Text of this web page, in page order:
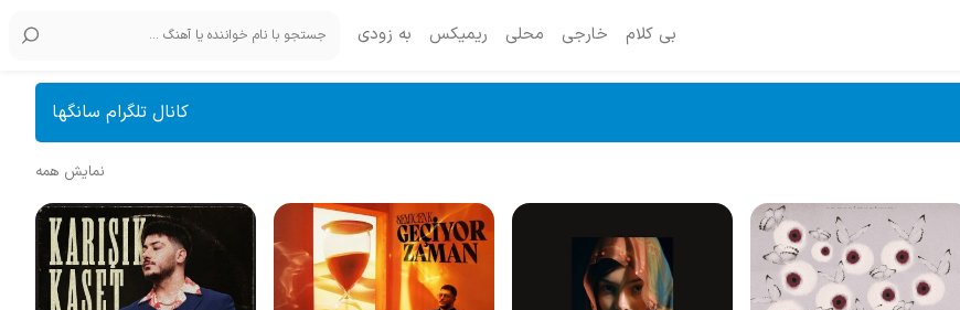
بی کلام خارجی محلی ریمیکس به زودی
کانال تلگرام سانگها
نمایش همه